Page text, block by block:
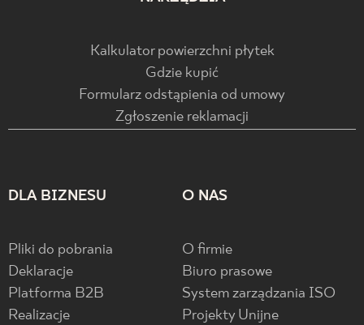
Kalkulator powierzchni płytek
Gdzie kupić
Formularz odstąpienia od umowy
Zgłoszenie reklamacji
DLA BIZNESU
Pliki do pobrania
Deklaracje
Platforma B2B
Realizacje
O NAS
O firmie
Biuro prasowe
System zarządzania ISO
Projekty Unijne